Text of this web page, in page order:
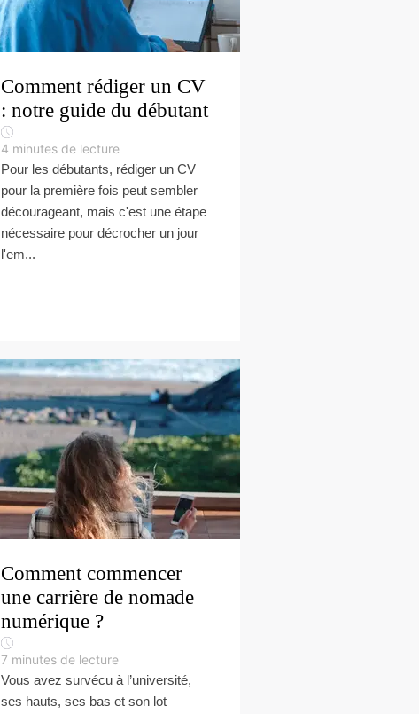
Comment rédiger un CV
: notre guide du débutant
4 minutes de lecture
Pour les débutants, rédiger un CV
pour la première fois peut sembler
décourageant, mais c'est une étape
nécessaire pour décrocher un jour
l'em...
Comment commencer
une carrière de nomade
numérique ?
7 minutes de lecture
Vous avez survécu à l’université,
ses hauts, ses bas et son lot